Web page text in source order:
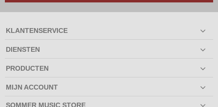
KLANTENSERVICE
DIENSTEN
PRODUCTEN
MIJN ACCOUNT
SOMMER MUSIC STORE